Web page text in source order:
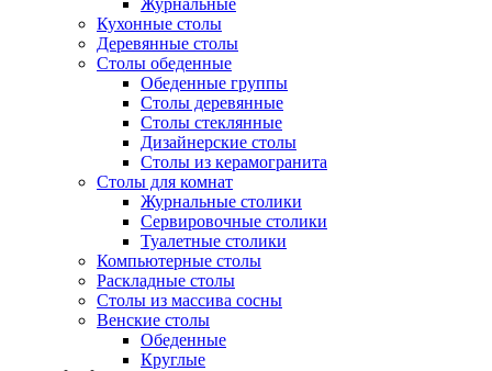
Журнальные
Кухонные столы
Деревянные столы
Столы обеденные
Обеденные группы
Столы деревянные
Столы стеклянные
Дизайнерские столы
Столы из керамогранита
Столы для комнат
Журнальные столики
Сервировочные столики
Туалетные столики
Компьютерные столы
Раскладные столы
Столы из массива сосны
Венские столы
Обеденные
Круглые